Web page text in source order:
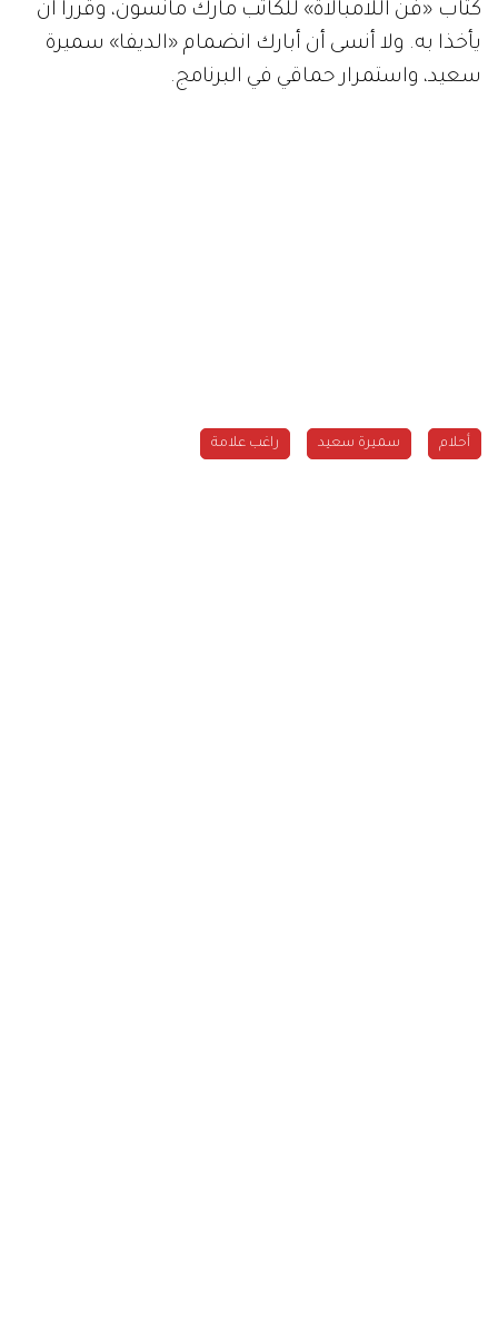
كتاب «فن اللامبالاة» للكاتب مارك مانسون، وقررا أن
يأخذا به. ولا أنسى أن أبارك انضمام «الديفا» سميرة
سعيد، واستمرار حماقي في البرنامج.
أحلام سميرة سعيد راغب علامة